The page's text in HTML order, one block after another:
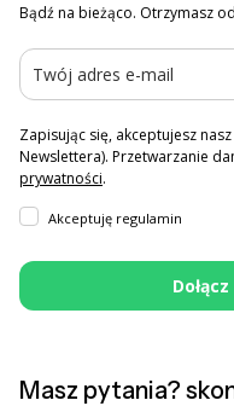
Bądź na bieżąco. Otrzymasz
Zapisując się, akceptujesz nasz
Newslettera). Przetwarzanie
prywatności.
Akceptuję regulamin
Masz pytania?